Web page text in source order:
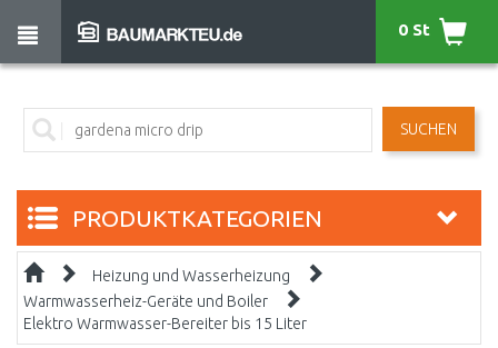
SUCHEN
0 St
PRODUKTKATEGORIEN
Heizung und Wasserheizung
Warmwasserheiz-Geräte und Boiler
Elektro Warmwasser-Bereiter bis 15 Liter